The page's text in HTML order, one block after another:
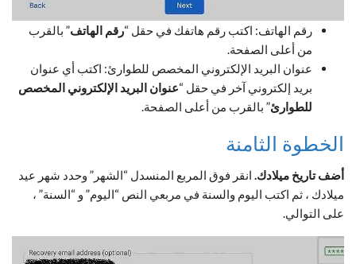
رقم الهاتف: اكتب رقم هاتفك في حقل “رقم الهاتف” بالقرب
من أعلى الصفحة.
عنوان البريد الإلكتروني المخصص للطوارئ: اكتب أي عنوان
بريد إلكتروني آخر في حقل “عنوان البريد الإلكتروني المخصص
للطوارئ” بالقرب من أعلى الصفحة.
الخطوة الثامنة
أضف تاريخ ميلادك. انقر فوق المربع المنسدل “الشهر” وحدد شهر عيد
ميلادك ، ثم اكتب اليوم والسنة في مربعي النص “اليوم” و “السنة” ،
على التوالي.